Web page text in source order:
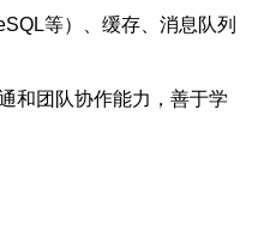
等）、缓存、消息队列
和团队协作能力，善于学